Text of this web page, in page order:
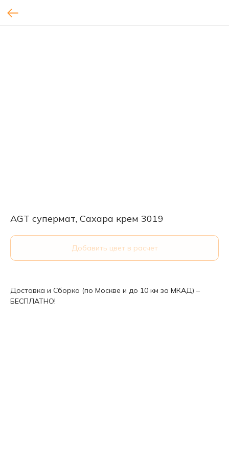
AGT супермат, Сахара крем 3019
Добавить цвет в расчет
Доставка и Сборка (по Москве и до 10 км за МКАД) –
БЕСПЛАТНО!